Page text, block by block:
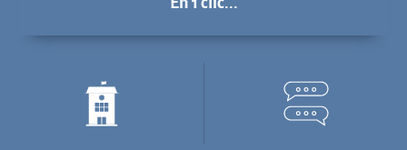
La mairie Vos démarches